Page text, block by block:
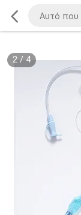
2/ 4